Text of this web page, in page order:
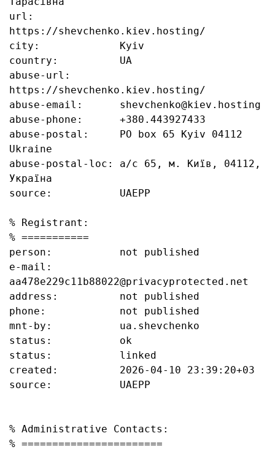
url:
https://shevchenko.kiev.hosting/
city:             Kyiv
country:          UA
abuse-url:
https://shevchenko.kiev.hosting/
abuse-email:      shevchenko@kiev.hosting
abuse-phone:      +380.443927433
abuse-postal:     PO box 65 Kyiv 04112
Ukraine
abuse-postal-loc: а/с 65, м. Київ, 04112,
Україна
source:           UAEPP
% Registrant:
% ===========
person:           not published
e-mail:
aa478e229c11b88022@privacyprotected.net
address:          not published
phone:            not published
mnt-by:           ua.shevchenko
status:           ok
status:           linked
created:          2026-04-10 23:39:20+03
source:           UAEPP
% Administrative Contacts:
% =======================